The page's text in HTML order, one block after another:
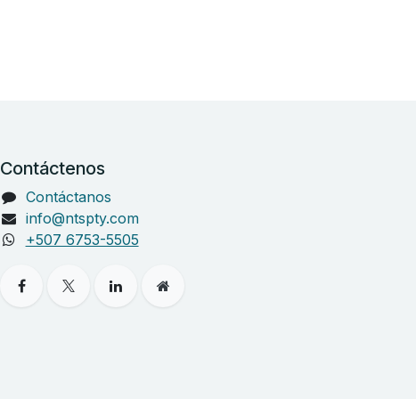
Contáctenos
Contáctanos
info@ntspty.com
+507 6753-5505